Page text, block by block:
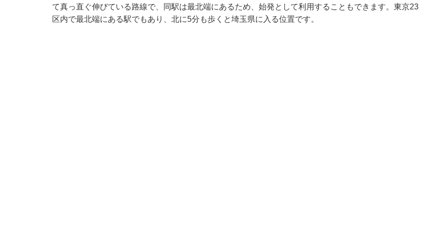
て真っ直ぐ伸びている路線で、同駅は最北端にあるため、始発として利用することもできます。東京23
区内で最北端にある駅でもあり、北に5分も歩くと埼玉県に入る位置です。